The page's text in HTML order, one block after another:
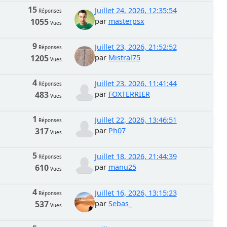
15Réponses
1055Vues
Juillet 24, 2026, 12:35:54
par masterpsx
9Réponses
1205Vues
Juillet 23, 2026, 21:52:52
par Mistral75
4Réponses
483Vues
Juillet 23, 2026, 11:41:44
par FOXTERRIER
1 Réponses
317 Vues
Juillet 22, 2026, 13:46:51
par Ph07
5Réponses
610Vues
Juillet 18, 2026, 21:44:39
par manu25
4Réponses
537 Vues
Juillet 16, 2026, 13:15:23
par Sebas_